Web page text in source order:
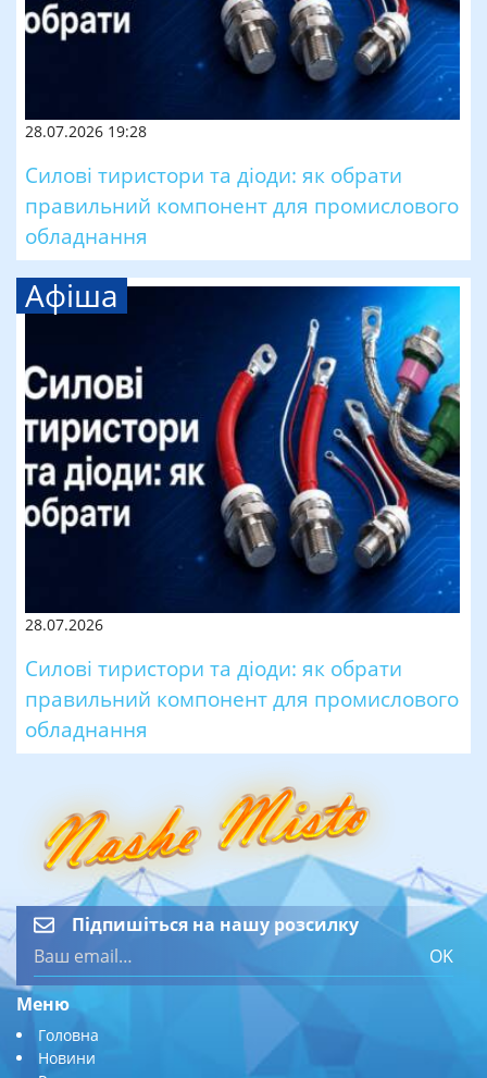
28.07.2026 19:28
Силові тиристори та діоди: як обрати
правильний компонент для промислового
обладнання
Афіша
28.07.2026
Силові тиристори та діоди: як обрати
правильний компонент для промислового
обладнання
Підпишіться на нашу розсилку
OK
Меню
Головна
Новини